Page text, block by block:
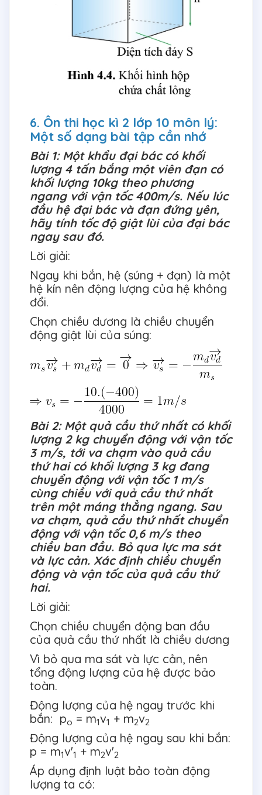
6. Ôn thi học kì 2 lớp 10 môn lý:
Một số dạng bài tập cần nhớ
Bài 1: Một khẩu đại bác có khối
lượng 4 tấn bắng một viên đạn có
khối lượng 10kg theo phương
ngang với vận tốc 400m/s. Nếu lúc
đầu hệ đại bác và đạn đứng yên,
hãy tính tốc độ giật lùi của đại bác
ngay sau đó.
Lời giải:
Ngay khi bắn, hệ (súng + đạn) là một
hệ kín nên động lượng của hệ không
đổi.
Chọn chiều dương là chiều chuyển
động giật lùi của súng:
Bài 2: Một quả cầu thứ nhất có khối
lượng 2 kg chuyển động với vận tốc
3 m/s, tới va chạm vào quả cầu
thứ hai có khối lượng 3 kg đang
chuyển động với vận tốc 1 m/s
cùng chiều với quả cầu thứ nhất
trên một máng thẳng ngang. Sau
va chạm, quả cầu thứ nhất chuyển
động với vận tốc 0,6 m/s theo
chiều ban đầu. Bỏ qua lực ma sát
và lực cản. Xác định chiều chuyển
động và vận tốc của quả cầu thứ
hai.
Lời giải:
Chọn chiều chuyển động ban đầu
của quả cầu thứ nhất là chiều dương
Vì bỏ qua ma sát và lực cản, nên
tổng động lượng của hệ được bảo
toàn.
Động lượng của hệ ngay trước khi
bắn: po = m1v1 + m2v2
Động lượng của hệ ngay sau khi bắn:
p = m1v'1 + m2v'2
Áp dụng định luật bảo toàn động
lượng ta có: